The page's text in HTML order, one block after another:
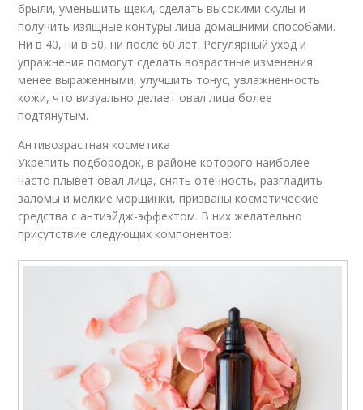
брыли, уменьшить щеки, сделать высокими скулы и
получить изящные контуры лица домашними способами.
Ни в 40, ни в 50, ни после 60 лет. Регулярный уход и
упражнения помогут сделать возрастные изменения
менее выраженными, улучшить тонус, увлажненность
кожи, что визуально делает овал лица более
подтянутым.
Антивозрастная косметика
Укрепить подбородок, в районе которого наиболее
часто плывет овал лица, снять отечность, разгладить
заломы и мелкие морщинки, призваны косметические
средства с антиэйдж-эффектом. В них желательно
присутствие следующих компонентов: